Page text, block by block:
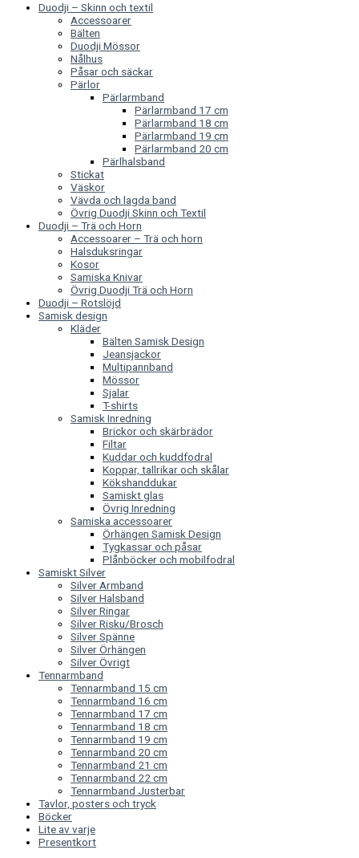
Duodji – Skinn och textil
Accessoarer
Bälten
Duodji Mössor
Nålhus
Påsar och säckar
Pärlor
Pärlarmband
Pärlarmband 17 cm
Pärlarmband 18 cm
Pärlarmband 19 cm
Pärlarmband 20 cm
Pärlhalsband
Stickat
Väskor
Vävda och lagda band
Övrig Duodji Skinn och Textil
Duodji – Trä och Horn
Accessoarer – Trä och horn
Halsduksringar
Kosor
Samiska Knivar
Övrig Duodji Trä och Horn
Duodji – Rotslöjd
Samisk design
Kläder
Bälten Samisk Design
Jeansjackor
Multipannband
Mössor
Sjalar
T-shirts
Samisk Inredning
Brickor och skärbrädor
Filtar
Kuddar och kuddfodral
Koppar, tallrikar och skålar
Kökshanddukar
Samiskt glas
Övrig Inredning
Samiska accessoarer
Örhängen Samisk Design
Tygkassar och påsar
Plånböcker och mobilfodral
Samiskt Silver
Silver Armband
Silver Halsband
Silver Ringar
Silver Risku/Brosch
Silver Spänne
Silver Örhängen
Silver Övrigt
Tennarmband
Tennarmband 15 cm
Tennarmband 16 cm
Tennarmband 17 cm
Tennarmband 18 cm
Tennarmband 19 cm
Tennarmband 20 cm
Tennarmband 21 cm
Tennarmband 22 cm
Tennarmband Justerbar
Tavlor, posters och tryck
Böcker
Lite av varje
Presentkort